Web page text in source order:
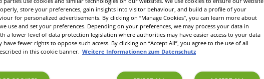
CHF 0.00
store your preferences, gain insights into visitor behaviour, and build a profile of your
for personalized advertisements. By clicking on “Manage Cookies”, you can learn more about
use and set your preferences. Depending on your preferences, we may process your data in
a lower level of data protection legislation where authorities may have easier access to your data
have fewer rights to oppose such access. By clicking on “Accept All”, you agree to the use of all
in this cookie banner. Weitere Informationen zum Datenschutz